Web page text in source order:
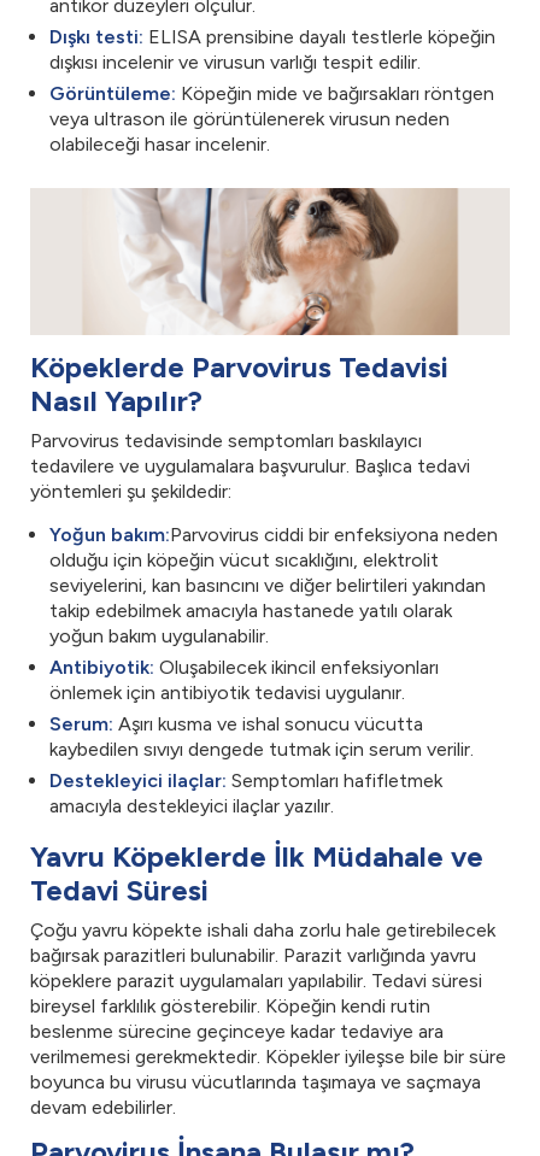
antikor düzeyleri ölçülür.
Dışkı testi: ELISA prensibine dayalı testlerle köpeğin
dışkısı incelenir ve virusun varlığı tespit edilir.
Görüntüleme: Köpeğin mide ve bağırsakları röntgen
veya ultrason ile görüntülenerek virusun neden
olabileceği hasar incelenir.
Köpeklerde Parvovirus Tedavisi
Nasıl Yapılır?
Parvovirus tedavisinde semptomları baskılayıcı
tedavilere ve uygulamalara başvurulur. Başlıca tedavi
yöntemleri şu şekildedir:
Yoğun bakım:Parvovirus ciddi bir enfeksiyona neden
olduğu için köpeğin vücut sıcaklığını, elektrolit
seviyelerini, kan basıncını ve diğer belirtileri yakından
takip edebilmek amacıyla hastanede yatılı olarak
yoğun bakım uygulanabilir.
Antibiyotik: Oluşabilecek ikincil enfeksiyonları
önlemek için antibiyotik tedavisi uygulanır.
Serum: Aşırı kusma ve ishal sonucu vücutta
kaybedilen sıvıyı dengede tutmak için serum verilir.
Destekleyici ilaçlar: Semptomları hafifletmek
amacıyla destekleyici ilaçlar yazılır.
Yavru Köpeklerde İlk Müdahale ve
Tedavi Süresi
Çoğu yavru köpekte ishali daha zorlu hale getirebilecek
bağırsak parazitleri bulunabilir. Parazit varlığında yavru
köpeklere parazit uygulamaları yapılabilir. Tedavi süresi
bireysel farklılık gösterebilir. Köpeğin kendi rutin
beslenme sürecine geçinceye kadar tedaviye ara
verilmemesi gerekmektedir. Köpekler iyileşse bile bir süre
boyunca bu virusu vücutlarında taşımaya ve saçmaya
devam edebilirler.